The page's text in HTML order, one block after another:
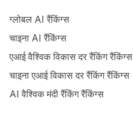
ग्लोबल AI रैंकिंग्स
चाइना AI रैंकिंग्स
एआई वैश्विक विकास दर रैंकिंग रैंकिंग्स
चाइना एआई विकास दर रैंकिंग रैंकिंग्स
AI वैश्विक मंदी रैंकिंग रैंकिंग्स